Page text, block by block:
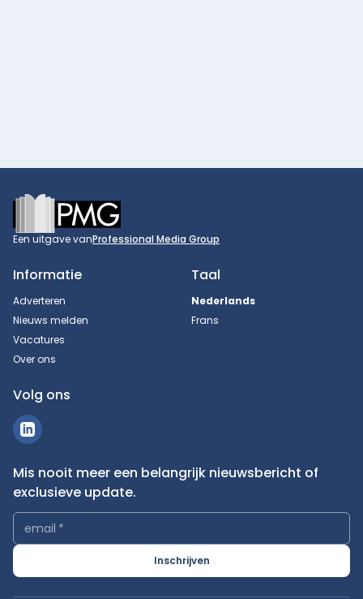
Footer
Een uitgave vanProfessional Media Group
Informatie
Adverteren
Nieuws melden
Vacatures
Over ons
Taal
Nederlands
Frans
Volg ons
Mis nooit meer een belangrijk nieuwsbericht of
exclusieve update.
email *
Inschrijven